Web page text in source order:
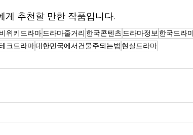
게 추천할 만한 작품입니다.
위키드라마드라마줄거리 한국콘텐츠 드라마정보 한국드라
크드라마대한민국에서건물주되는법 현실드라마